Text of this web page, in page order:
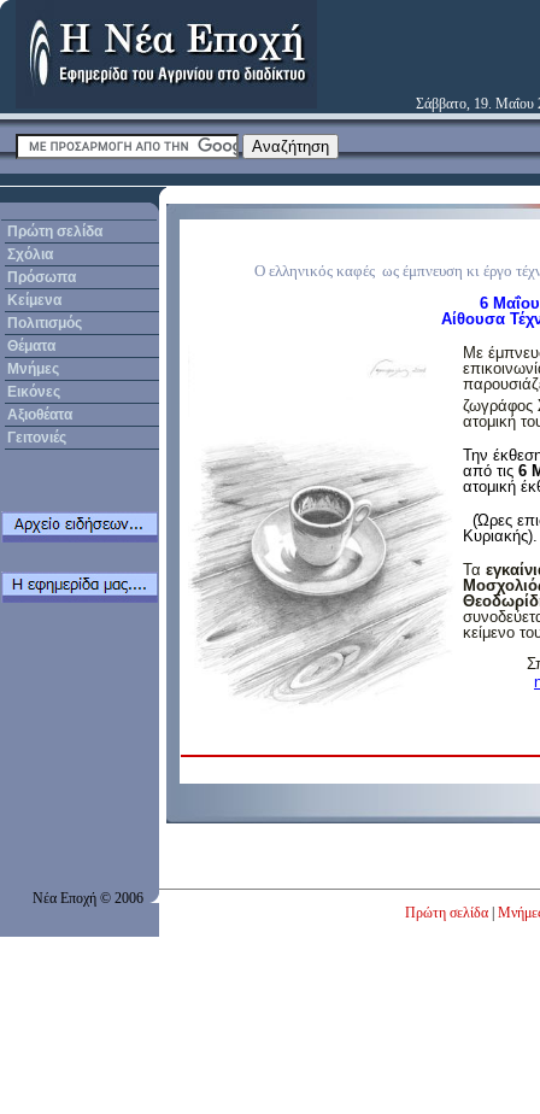
Σάββατο, 19. Μαΐου
Πρώτη σελίδα
Σχόλια
Πρόσωπα
Κείμενα
Πολιτισμός
Θέματα
Μνήμες
Εικόνες
Αξιοθέατα
Γειτονιές
Ο ελληνικός καφές ως έμπνευση κι έργο
6
Αίθουσα
Με
ζωγράφος
ατομική
Την
από τις 6
ατομική
(Ώρες
Κυριακής).
Τα
κείμενο
Νέα Εποχή © 2006
Πρώτη σελίδα|